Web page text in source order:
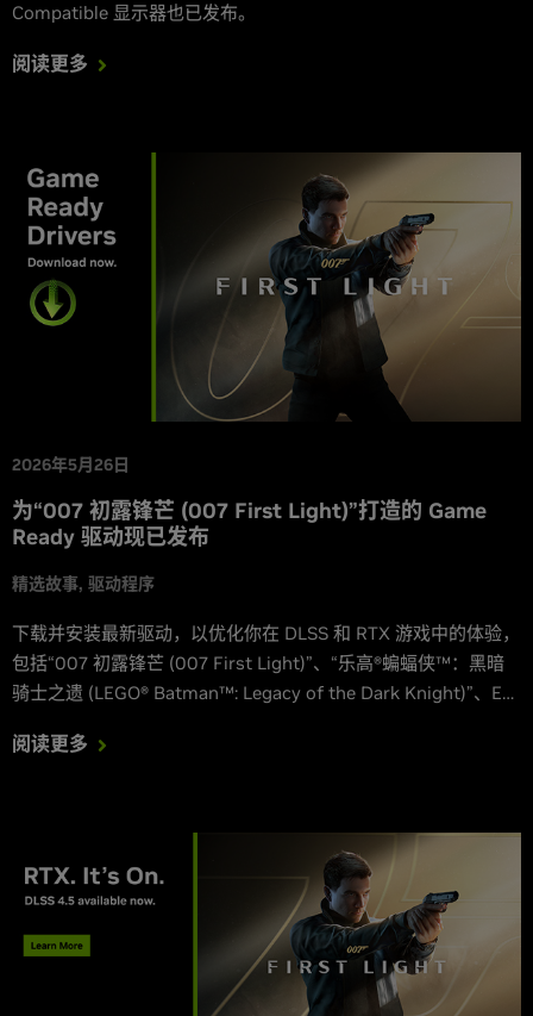
Compatible 显示器也已发布。
阅读更多
2026年5月26日
为“007 初露锋芒 (007 First Light)”打造的 Game
Ready 驱动现已发布
精选故事 驱动程序
下载并安装最新驱动，以优化你在 DLSS 和 RTX 游戏中的体验，
包括“007 初露锋芒 (007 First Light)”、“乐高®蝙蝠侠™：黑暗
骑士之遗 (LEGO® Batman™: Legacy of the Dark Knight)”、EA
of Tanks: HEAT)”。
阅读更多